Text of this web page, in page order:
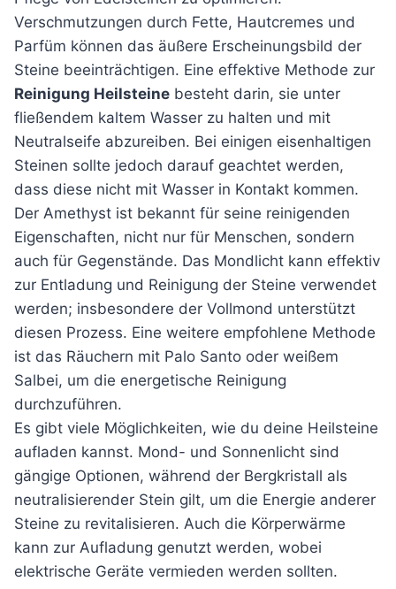
Verschmutzungen durch Fette, Hautcremes und
Parfüm können das äußere Erscheinungsbild der
Steine beeinträchtigen. Eine effektive Methode zur
Reinigung Heilsteine besteht darin, sie unter
fließendem kaltem Wasser zu halten und mit
Neutralseife abzureiben. Bei einigen eisenhaltigen
Steinen sollte jedoch darauf geachtet werden,
dass diese nicht mit Wasser in Kontakt kommen.
Der Amethyst ist bekannt für seine reinigenden
Eigenschaften, nicht nur für Menschen, sondern
auch für Gegenstände. Das Mondlicht kann effektiv
zur Entladung und Reinigung der Steine verwendet
werden; insbesondere der Vollmond unterstützt
diesen Prozess. Eine weitere empfohlene Methode
ist das Räuchern mit Palo Santo oder weißem
Salbei, um die energetische Reinigung
durchzuführen.
Es gibt viele Möglichkeiten, wie du deine Heilsteine
aufladen kannst. Mond- und Sonnenlicht sind
gängige Optionen, während der Bergkristall als
neutralisierender Stein gilt, um die Energie anderer
Steine zu revitalisieren. Auch die Körperwärme
kann zur Aufladung genutzt werden, wobei
elektrische Geräte vermieden werden sollten.